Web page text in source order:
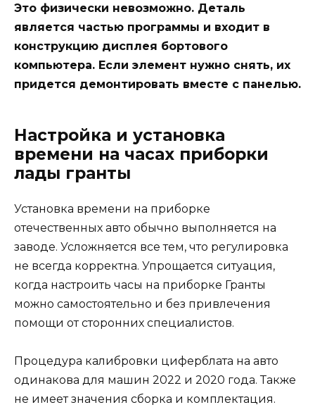
Это физически невозможно. Деталь
является частью программы и входит в
конструкцию дисплея бортового
компьютера. Если элемент нужно снять, их
придется демонтировать вместе с панелью.
Настройка и установка
времени на часах приборки
лады гранты
Установка времени на приборке
отечественных авто обычно выполняется на
заводе. Усложняется все тем, что регулировка
не всегда корректна. Упрощается ситуация,
когда настроить часы на приборке Гранты
можно самостоятельно и без привлечения
помощи от сторонних специалистов.
Процедура калибровки циферблата на авто
одинакова для машин 2022 и 2020 года. Также
не имеет значения сборка и комплектация.